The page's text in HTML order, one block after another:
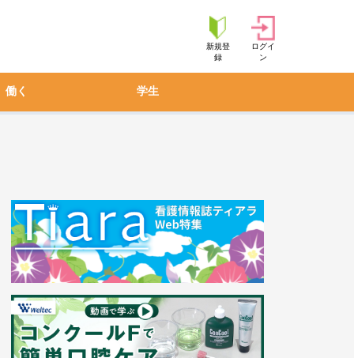
新規登
録
ログイ
ン
働く 学生